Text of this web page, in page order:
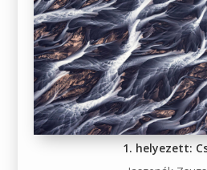
1. helyezett: